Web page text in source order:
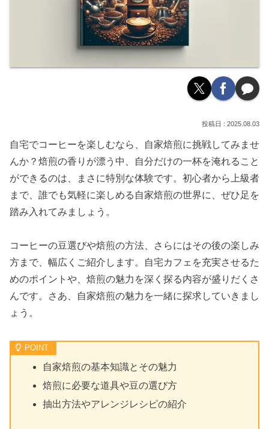
2025.08.03
自宅でコーヒーを楽しむなら、自家焙煎に挑戦してみませ
んか？焙煎の香りが漂う中、自分だけの一杯を淹れること
ができるのは、まさに特別な体験です。初心者から上級者
まで、誰でも気軽に楽しめる自家焙煎の世界に、ぜひ足を
踏み入れてみましょう。
コーヒーの豆選びや焙煎の方法、さらにはその後の楽しみ
方まで、幅広くご紹介します。自宅カフェを充実させるた
めのポイントや、焙煎の魅力を深く探る内容が盛りだくさ
んです。さあ、自家焙煎の魅力を一緒に探求していきまし
ょう。
自家焙煎の基本知識とその魅力
焙煎に必要な道具や豆の選び方
抽出方法やアレンジレシピの紹介